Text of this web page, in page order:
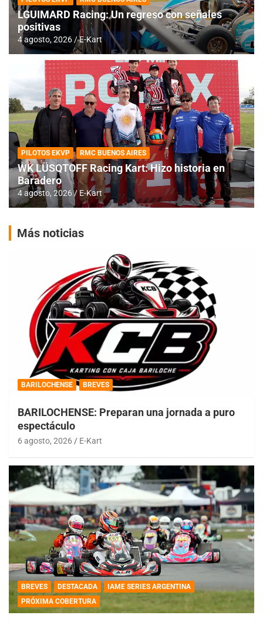
LGUIMARD Racing: Un regreso con señales
positivas
4 agosto, 2026 E-Kart
PILOTOS EKVP RMC BUENOS AIRES
WK LÜSQTOFF Racing Kart: Hizo historia en
Baradero
4 agosto, 2026 E-Kart
Más noticias
BARILOCHENSE BREVES
BARILOCHENSE: Preparan una jornada a puro
espectáculo
6 agosto, 2026 E-Kart
BREVES DESTACADA
IAME SERIES ARGENTINA
PRÓXIMA COBERTURA